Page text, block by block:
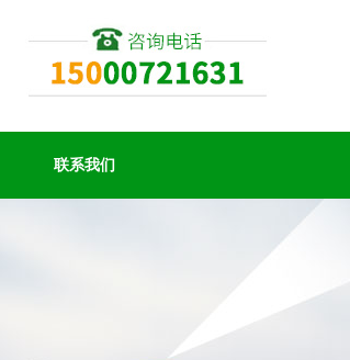
联系我们